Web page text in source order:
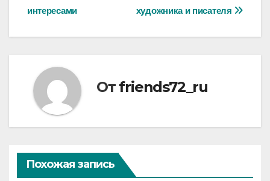
художника и писателя
интересами
От friends72_ru
Похожая запись